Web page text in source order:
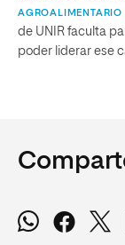
AGROALIMENTARIO
de UNIR faculta
poder liderar ese